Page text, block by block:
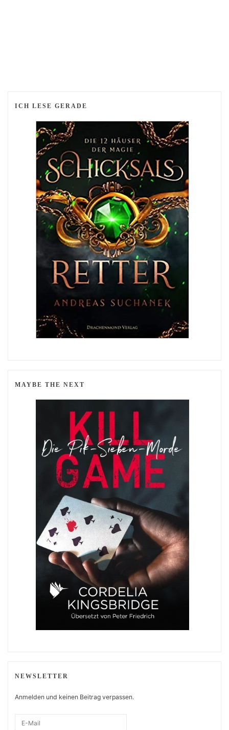
ICH LESE GERADE
MAYBE THE NEXT
NEWSLETTER
Anmelden und keinen Beitrag verpassen.